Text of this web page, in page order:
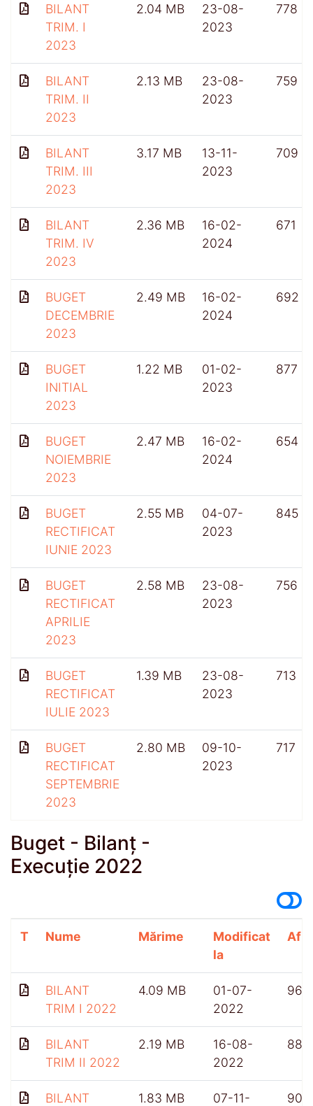
BILANT
TRIM. I
2023
2.04 MB
23-08-
2023
778
BILANT
TRIM. II
2023
2.13 MB
23-08-
2023
759
BILANT
TRIM. III
2023
3.17 MB
13-11-
2023
709
BILANT
TRIM. IV
2023
2.36 MB
16-02-
2024
671
BUGET
DECEMBRIE
2023
2.49 MB
16-02-
2024
692
BUGET
INITIAL
2023
1.22 MB
01-02-
2023
877
BUGET
NOIEMBRIE
2023
2.47 MB
16-02-
2024
654
BUGET
RECTIFICAT
IUNIE 2023
2.55 MB
04-07-
2023
845
BUGET
RECTIFICAT
APRILIE
2023
2.58 MB
23-08-
2023
756
BUGET
RECTIFICAT
IULIE 2023
1.39 MB
23-08-
2023
713
BUGET
RECTIFICAT
SEPTEMBRIE
2023
2.80 MB
09-10-
2023
717
Buget - Bilanț -
Execuție 2022
T Nume Mărime
Modificat
la
BILANT
TRIM I 2022
4.09 MB
01-07-
2022
964
BILANT
TRIM II 2022
2.19 MB
16-08-
2022
882
BILANT
1.83 MB
07-11-
903